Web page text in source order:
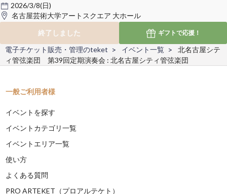
2026/3/8(日)
名古屋芸術大学アートスクエア 大ホール
終了しました
ギフトで応援！
電子チケット販売・管理のteket イベント一覧
北名古屋シテ
ィ管弦楽団 第39回定期演奏会 : 北名古屋シティ管弦楽団
一般ご利用者様
イベントを探す
イベントカテゴリ一覧
イベントエリア一覧
使い方
よくある質問
PRO ARTEKET（プロアルテケト）